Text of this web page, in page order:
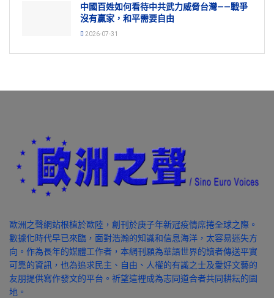
中國百姓如何看待中共武力威脅台灣——戰爭
沒有贏家，和平需要自由
2026-07-31
歐洲之聲網站根植於歐陸，創刊於庚子年新冠疫情席捲全球之際。
數據化時代早已來臨，面對浩瀚的知識和信息海洋，太容易迷失方
向。作為長年的媒體工作者，本網刊願為華語世界的讀者傳送平實
可靠的資訊，也為追求民主、自由、人權的有識之士及愛好文藝的
友朋提供寫作發文的平台。祈望這裡成為志同道合者共同耕耘的園
地。